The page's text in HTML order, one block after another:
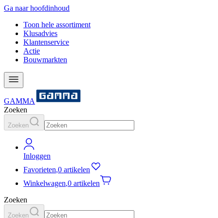
Ga naar hoofdinhoud
Toon hele assortiment
Klusadvies
Klantenservice
Actie
Bouwmarkten
GAMMA
Zoeken
Zoeken
Inloggen
Favorieten,0 artikelen
Winkelwagen,0 artikelen
Zoeken
Zoeken